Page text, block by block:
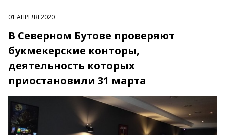
01 АПРЕЛЯ 2020
В Северном Бутове проверяют
букмекерские конторы,
деятельность которых
приостановили 31 марта